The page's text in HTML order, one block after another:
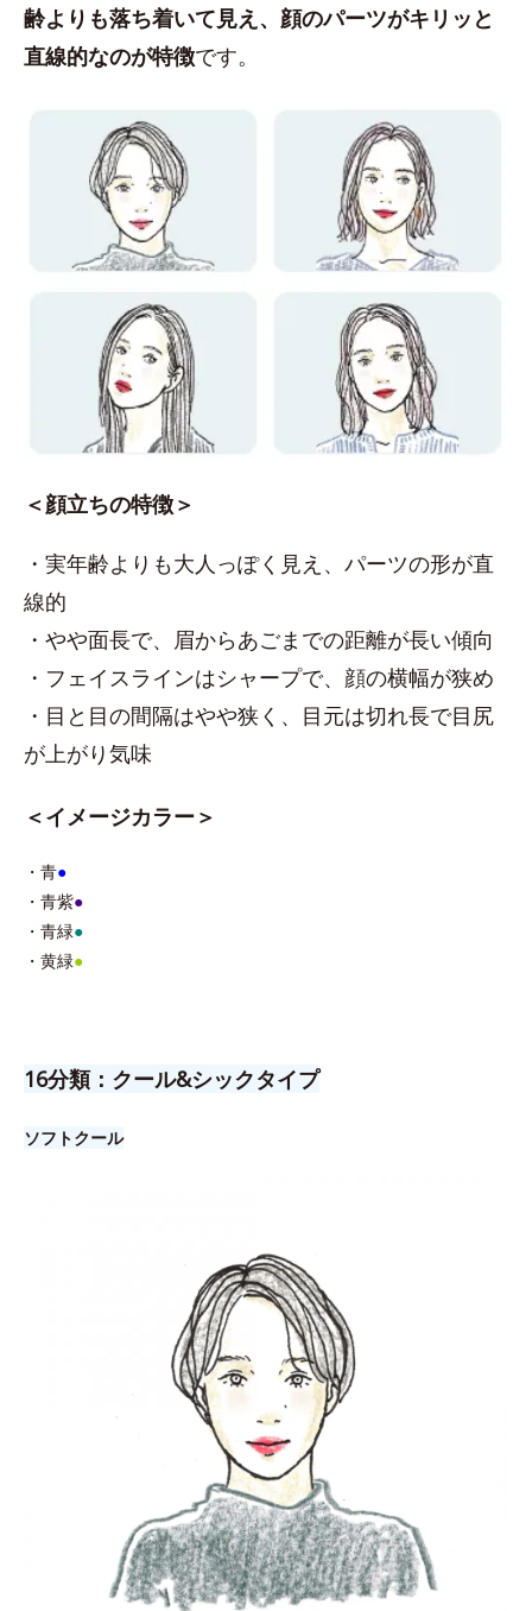
齢よりも落ち着いて見え、顔のパーツがキリッと
直線的なのが特徴です。
＜顔立ちの特徴＞
・実年齢よりも大人っぽく見え、パーツの形が直
線的
・やや面長で、眉からあごまでの距離が長い傾向
・フェイスラインはシャープで、顔の横幅が狭め
・目と目の間隔はやや狭く、目元は切れ長で目尻
が上がり気味
＜イメージカラー＞
・青●
・青紫●
・青緑●
・黄緑●
16分類：クール&シックタイプ
ソフトクール